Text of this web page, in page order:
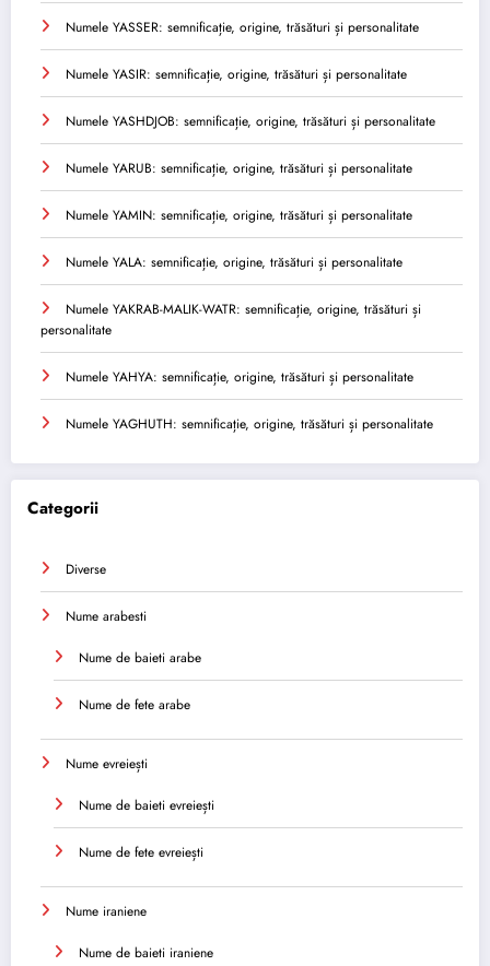
Numele YASSER: semnificație, origine, trăsături și personalitate
Numele YASIR: semnificație, origine, trăsături și personalitate
Numele YASHDJOB: semnificație, origine, trăsături și personalitate
Numele YARUB: semnificație, origine, trăsături și personalitate
Numele YAMIN: semnificație, origine, trăsături și personalitate
Numele YALA: semnificație, origine, trăsături și personalitate
Numele YAKRAB-MALIK-WATR: semnificație, origine, trăsături și
personalitate
Numele YAHYA: semnificație, origine, trăsături și personalitate
Numele YAGHUTH: semnificație, origine, trăsături și personalitate
Categorii
Diverse
Nume arabesti
Nume de baieti arabe
Nume de fete arabe
Nume evreiești
Nume de baieti evreiești
Nume de fete evreiești
Nume iraniene
Nume de baieti iraniene